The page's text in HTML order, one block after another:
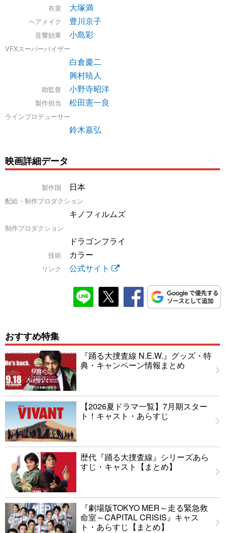
衣裳 大塚満
ヘアメイク 豊川京子
音響効果 小島彩
VFXスーパーバイザー
白倉慶二
興村暁人
助監督 小野寺昭洋
製作担当 松田憲一良
ラインプロデューサー
鈴木嘉弘
映画詳細データ
製作国 日本
配給・制作プロダクション
キノフィルムズ
制作プロダクション
ドラゴンフライ
技術 カラー
リンク 公式サイト
おすすめ特集
『踊る大捜査線 N.E.W.』グッズ・特
典・キャンペーン情報まとめ
【2026夏ドラマ一覧】7月期スター
ト！キャスト・あらすじ
歴代『踊る大捜査線』シリーズあら
すじ・キャスト【まとめ】
『劇場版TOKYO MER～走る緊急救
命室～CAPITAL CRISIS』キャス
ト・あらすじ【まとめ】